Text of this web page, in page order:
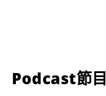
Podcast節目